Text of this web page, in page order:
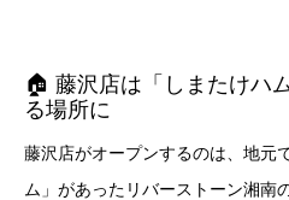
🏠 藤沢店は「しまたけハ
る場所に
藤沢店がオープンするのは、地元
ム」があったリバーストーン湘南